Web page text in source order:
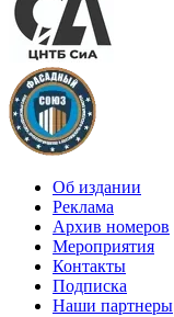
Об издании
Реклама
Архив номеров
Мероприятия
Контакты
Подписка
Наши партнеры